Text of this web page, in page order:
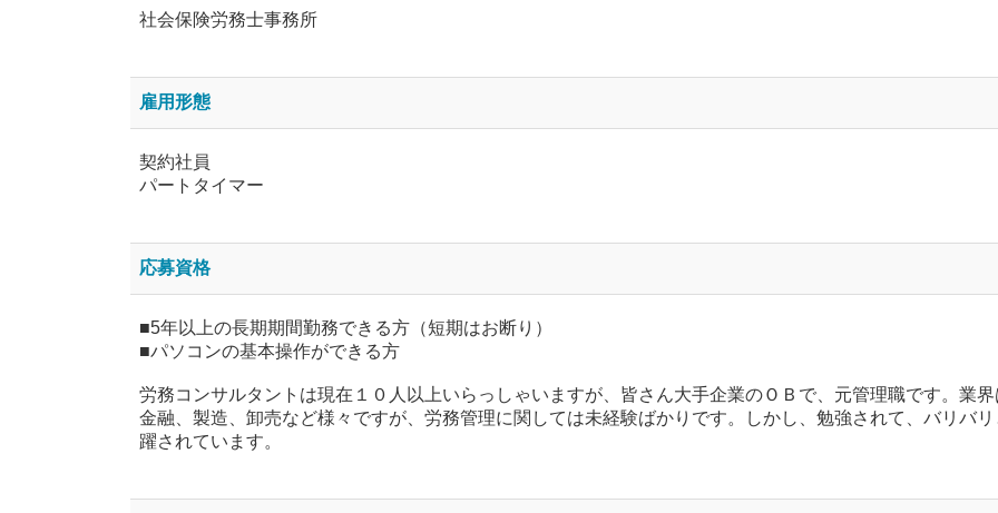
社会保険労務士事務所
雇用形態
契約社員
パートタイマー
応募資格
■5年以上の長期期間勤務できる方（短期はお断り）
■パソコンの基本操作ができる方
労務コンサルタントは現在１０人以上いらっしゃいますが、皆さん大手企業のＯＢで、元管理職です。業
金融、製造、卸売など様々ですが、労務管理に関しては未経験ばかりです。しかし、勉強されて、バリバ
躍されています。